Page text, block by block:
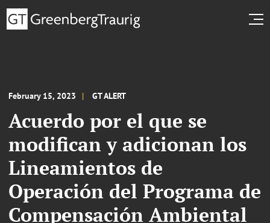
February 15, 2023 GT ALERT
Acuerdo por el que se
modifican y adicionan los
Lineamientos de
Operación del Programa de
Compensación Ambiental